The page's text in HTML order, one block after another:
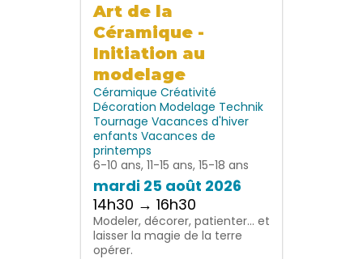
Art de la
Céramique -
Initiation au
modelage
Céramique Créativité
Décoration Modelage Technik
Tournage Vacances d'hiver
enfants Vacances de
printemps
6-10 ans, 11-15 ans, 15-18 ans
mardi 25 août 2026
14h30 → 16h30
Modeler, décorer, patienter… et
laisser la magie de la terre
opérer.